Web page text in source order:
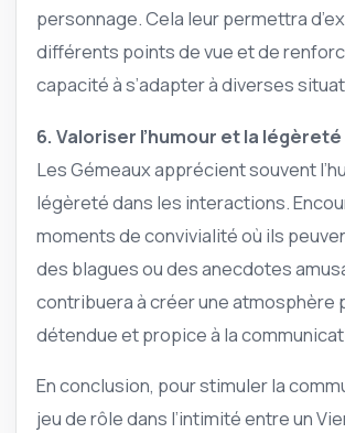
personnage. Cela leur permettra
différents points de vue et de
capacité à s’adapter à diverses
6. Valoriser l’humour et la légèreté
Les Gémeaux apprécient souvent
légèreté dans les interactions.
moments de convivialité où ils
des blagues ou des anecdotes
contribuera à créer une atmosphère
détendue et propice à la
En conclusion, pour stimuler la
jeu de rôle dans l’intimité entre un